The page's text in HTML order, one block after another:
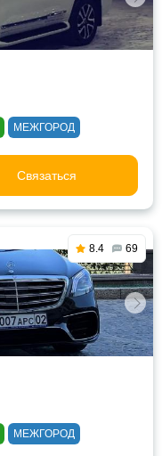
МЕЖГОРОД
Связаться
8.4 69
МЕЖГОРОД